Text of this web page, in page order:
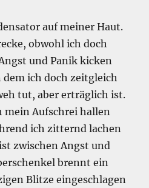
auf meiner Haut.
obwohl ich doch
und Panik kicken
ich doch zeitgleich
tut, aber erträglich ist.
mein Aufschrei hallen
ich zitternd lachen
zwischen Angst und
brennt ein
Blitze eingeschlagen